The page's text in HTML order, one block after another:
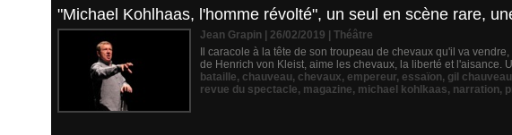
"Michael Kohlhaas, l'homme révolté", un seul en scène rare,
Jean Grapin | 26/02/2019
Théâtre
Il caracole à la tête de son troupeau de chevaux qu'il va
de Henrich von Kleist, aime les chevaux, la liberté et l'aisance.
bataille, chauveau, chevaux, empereur, essaïon, gil chauveau
revue du spectacle, magazine, michael kohlkaas, narration,